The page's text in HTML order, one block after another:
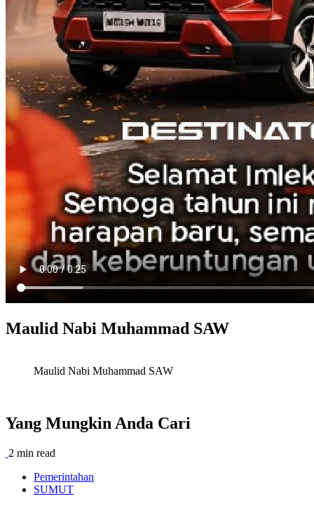
Maulid Nabi Muhammad SAW
Maulid Nabi Muhammad SAW
Yang Mungkin Anda Cari
2 min read
Pemerintahan
SUMUT